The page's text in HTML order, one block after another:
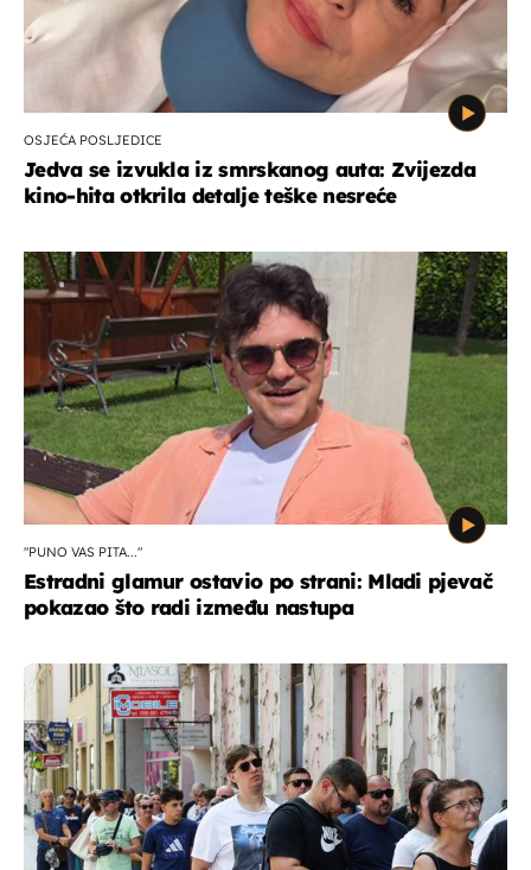
OSJEĆA POSLJEDICE
Jedva se izvukla iz smrskanog auta: Zvijezda
kino-hita otkrila detalje teške nesreće
"PUNO VAS PITA..."
Estradni glamur ostavio po strani: Mladi pjevač
pokazao što radi između nastupa